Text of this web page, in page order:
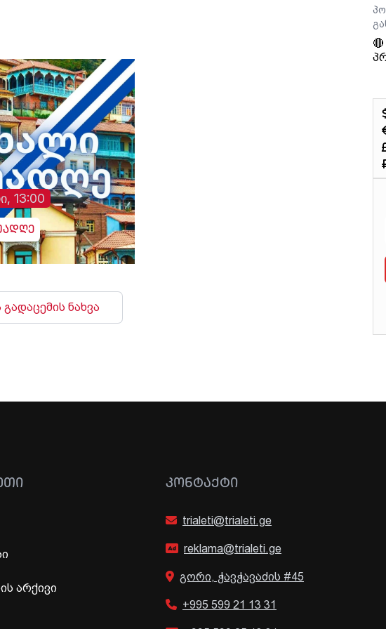
დაწყებული მოკვლევის
შესახებ, სამხედრო
ჰოსპიტალში კომენტარი
არც ამჯერად გააკეთეს
13:00
ნახვა
არქივი
ᲙᲝᲜᲢᲐᲥᲢᲘ
trialeti@trialeti.ge
reklama@trialeti.ge
გორი, ჭავჭავაძის #45
+995 599 21 13 31